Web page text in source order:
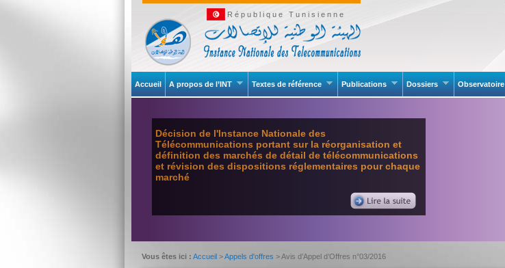
République Tunisienne
Accueil A propos de l’INT Textes de référence Publications Dossiers Observatoire
Décision de l'Instance Nationale des
Télécommunications portant sur la réorganisation et
définition des marchés de détail de télécommunications
et révision des dispositions réglementaires pour chaque
marché
Vous êtes ici : Accueil >Appels d'offres > Avis d’Appel d’Offres n°03/2016